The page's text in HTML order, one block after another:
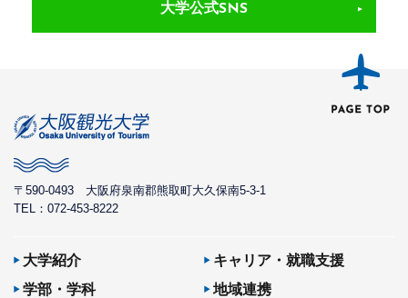
大学公式SNS
〒590-0493 大阪府泉南郡熊取町大久保南5-3-1
TEL：072-453-8222
大学紹介
キャリア・就職支援
学部・学科
地域連携